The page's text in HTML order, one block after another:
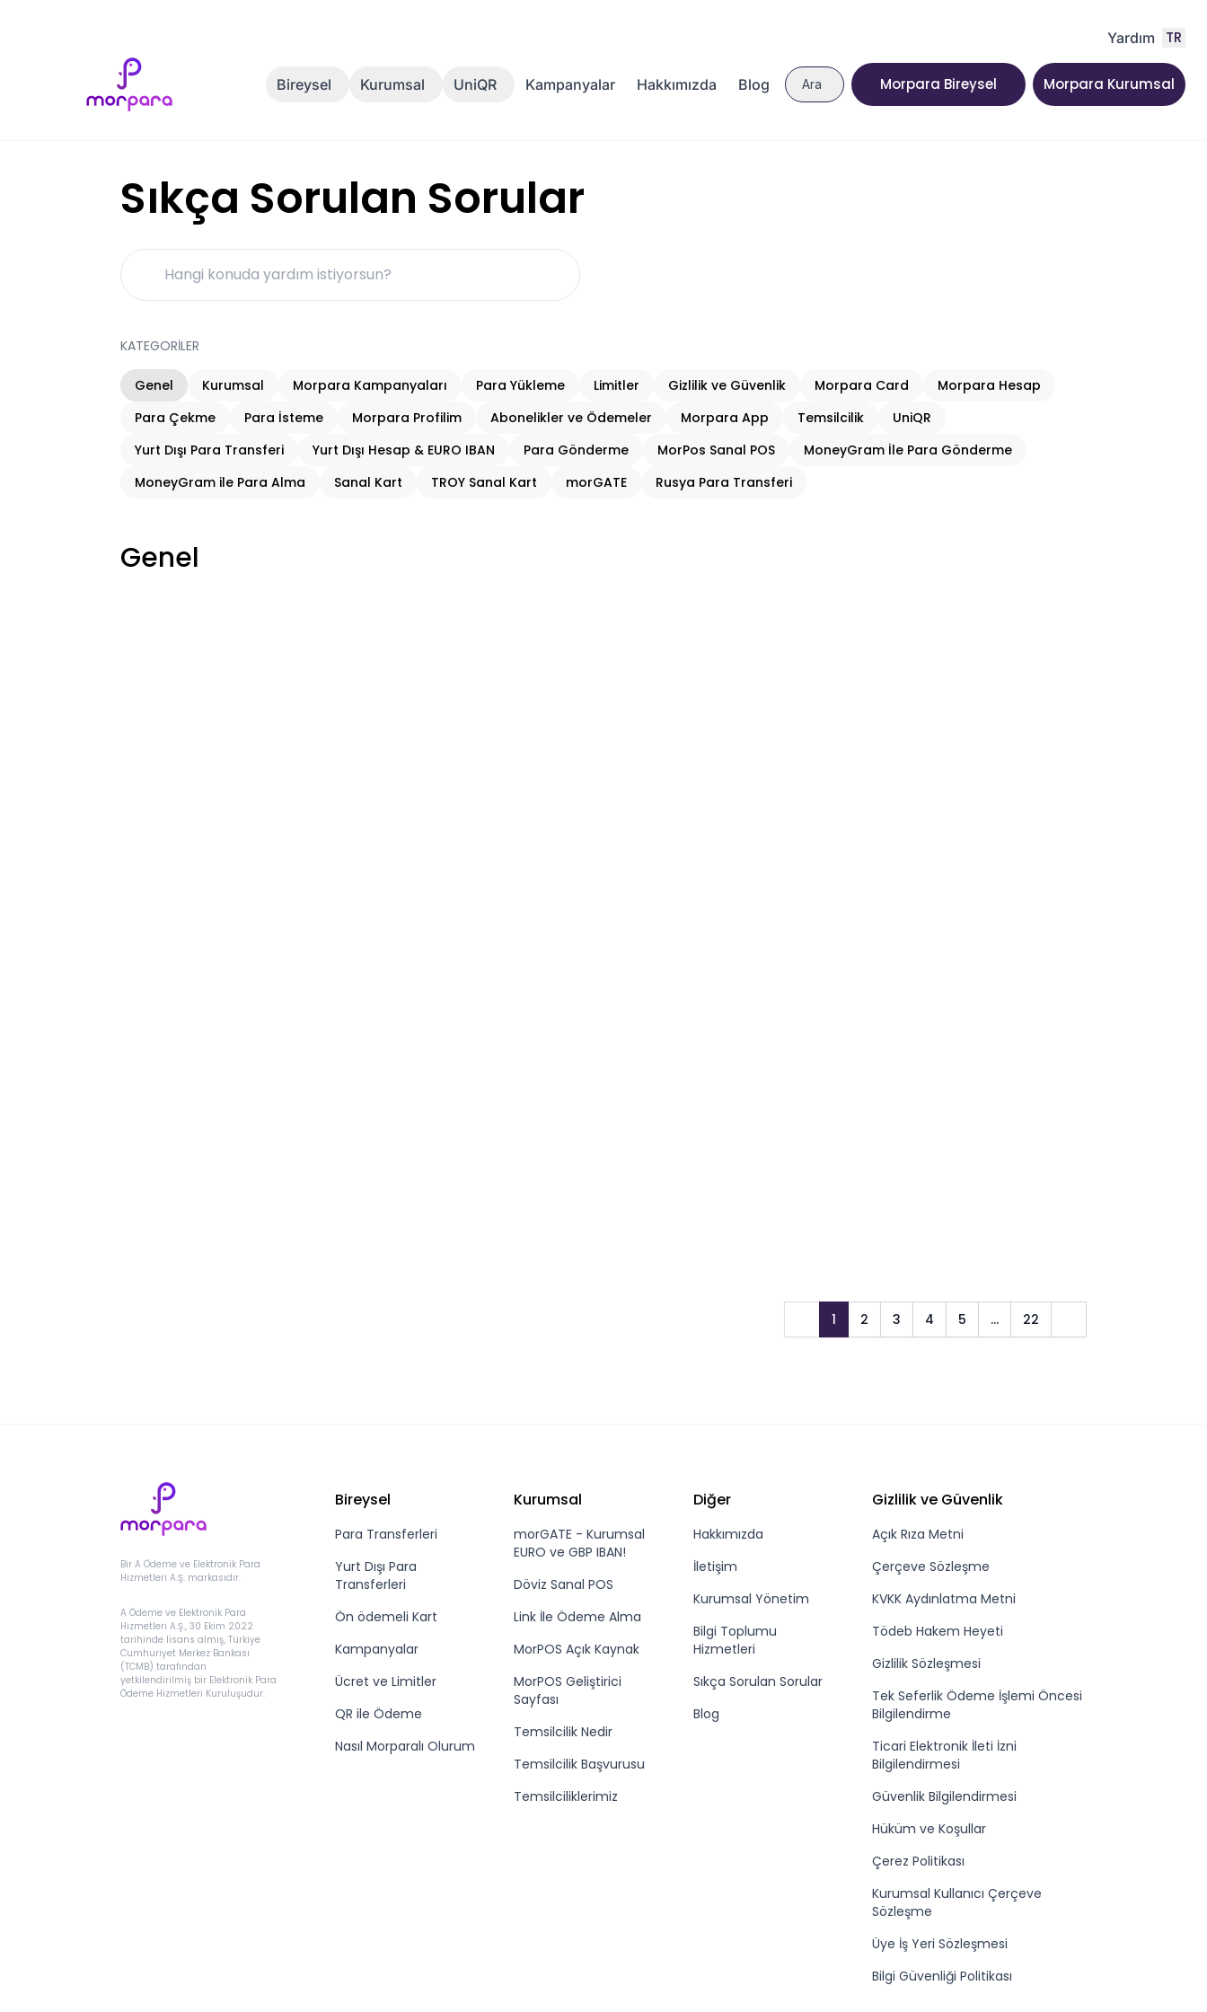
Bireysel Kurumsal UniQR Kampanyalar Hakkımızda Blog
Yardım TR
Ara Morpara Bireysel Morpara Kurumsal
Sıkça Sorulan Sorular
KATEGORİLER
Genel Kurumsal Morpara Kampanyaları Para Yükleme Limitler Gizlilik ve Güvenlik Morpara Card
Morpara Hesap
Para Çekme
Para İsteme Morpara Profilim Abonelikler ve Ödemeler Morpara App Temsilcilik
UniQR
Yurt Dışı Para Transferi
Yurt Dışı Hesap & EURO IBAN Para Gönderme MorPos Sanal POS
MoneyGram İle Para Gönderme
MoneyGram ile Para Alma
Sanal Kart TROY Sanal Kart morGATE Rusya Para Transferi
Genel
1 2 3 4 5 … 22
Bir A Ödeme ve Elektronik Para
Hizmetleri A.Ş. markasıdır.
A Ödeme ve Elektronik Para
Hizmetleri A.Ş., 30 Ekim 2022
tarihinde lisans almış, Türkiye
Cumhuriyet Merkez Bankası
(TCMB) tarafından
yetkilendirilmiş bir Elektronik Para
Ödeme Hizmetleri Kuruluşudur.
Bireysel
Para Transferleri
Yurt Dışı Para
Transferleri
Ön ödemeli Kart
Kampanyalar
Ücret ve Limitler
QR ile Ödeme
Nasıl Morparalı Olurum
Kurumsal
morGATE - Kurumsal
EURO ve GBP IBAN!
Döviz Sanal POS
Link İle Ödeme Alma
MorPOS Açık Kaynak
MorPOS Geliştirici
Sayfası
Temsilcilik Nedir
Temsilcilik Başvurusu
Temsilciliklerimiz
Diğer
Hakkımızda
İletişim
Kurumsal Yönetim
Bilgi Toplumu
Hizmetleri
Sıkça Sorulan Sorular
Blog
Gizlilik ve Güvenlik
Açık Rıza Metni
Çerçeve Sözleşme
KVKK Aydınlatma Metni
Tödeb Hakem Heyeti
Gizlilik Sözleşmesi
Tek Seferlik Ödeme İşlemi Öncesi
Bilgilendirme
Ticari Elektronik İleti İzni
Bilgilendirmesi
Güvenlik Bilgilendirmesi
Hüküm ve Koşullar
Çerez Politikası
Kurumsal Kullanıcı Çerçeve
Sözleşme
Üye İş Yeri Sözleşmesi
Bilgi Güvenliği Politikası